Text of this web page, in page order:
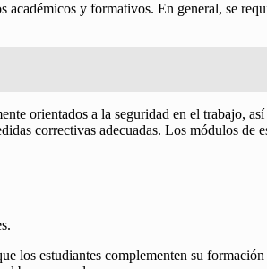
y formativos. En general, se
orientados a la seguridad en el trabajo,
correctivas adecuadas. Los módulos de
los estudiantes complementen su